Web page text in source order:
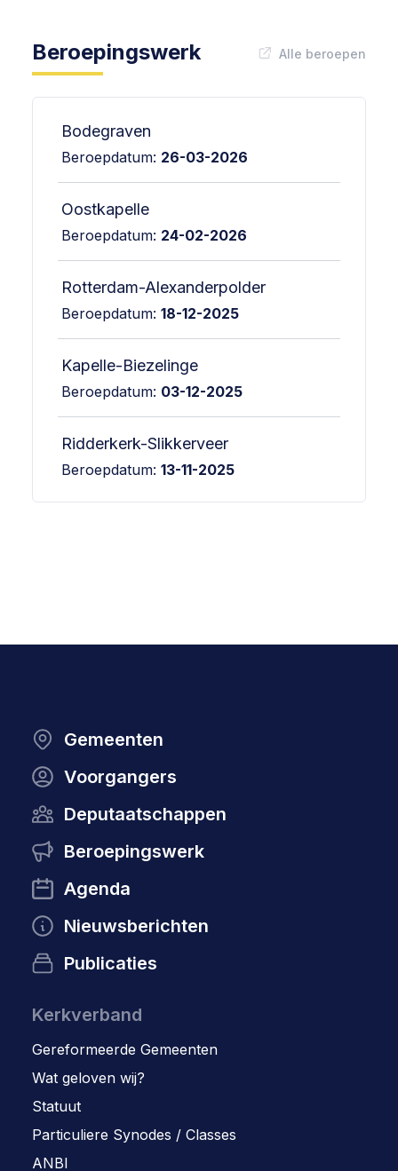
Beroepingswerk Alle beroepen
Bodegraven
Beroepdatum: 26-03-2026
Oostkapelle
Beroepdatum: 24-02-2026
Rotterdam-Alexanderpolder
Beroepdatum: 18-12-2025
Kapelle-Biezelinge
Beroepdatum: 03-12-2025
Ridderkerk-Slikkerveer
Beroepdatum: 13-11-2025
Gemeenten
Voorgangers
Deputaatschappen
Beroepingswerk
Agenda
Nieuwsberichten
Publicaties
Kerkverband
Gereformeerde Gemeenten
Wat geloven wij?
Statuut
Particuliere Synodes / Classes
ANBI